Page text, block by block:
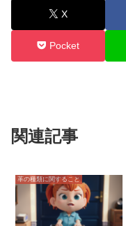
X
Pocket
関連記事
革の種類に関すること